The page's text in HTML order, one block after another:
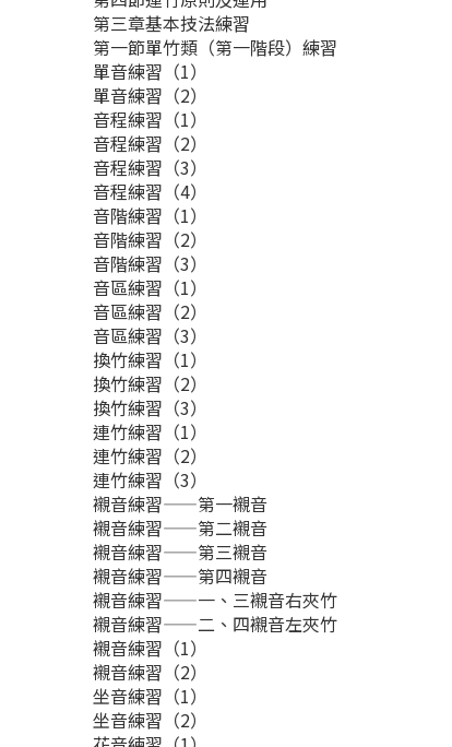
第三章基本技法練習
第一節單竹類（第一階段）練習
單音練習（1）
單音練習（2）
音程練習（1）
音程練習（2）
音程練習（3）
音程練習（4）
音階練習（1）
音階練習（2）
音階練習（3）
音區練習（1）
音區練習（2）
音區練習（3）
換竹練習（1）
換竹練習（2）
換竹練習（3）
連竹練習（1）
連竹練習（2）
連竹練習（3）
襯音練習——第一襯音
襯音練習——第二襯音
襯音練習——第三襯音
襯音練習——第四襯音
襯音練習——一、三襯音右夾竹
襯音練習——二、四襯音左夾竹
襯音練習（1）
襯音練習（2）
坐音練習（1）
坐音練習（2）